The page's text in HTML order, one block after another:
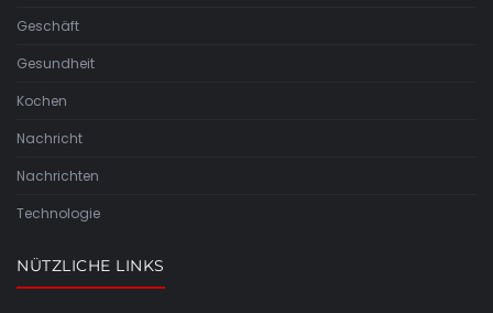
Geschäft
Gesundheit
Kochen
Nachricht
Nachrichten
Technologie
NÜTZLICHE LINKS